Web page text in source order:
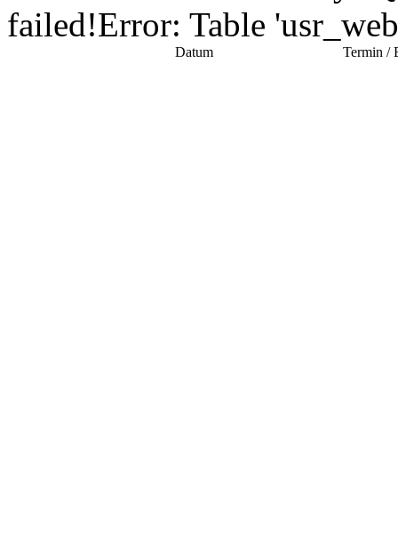
failed!Error: Table
Datum Termin /